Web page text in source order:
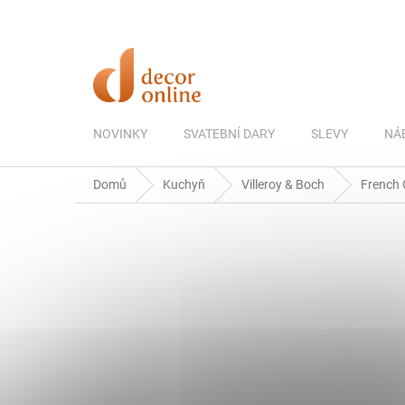
NOVINKY SVATEBNÍ DARY SLEVY
Domů Kuchyň Villeroy & Boch French